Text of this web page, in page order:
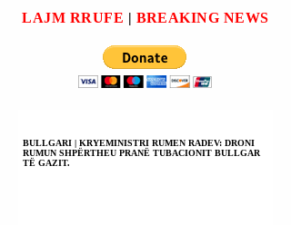
PËR NEGOCIATAT
ME SHBA-ës DHE
RUSINË.
LAJM RRUFE | BREAKING NEWS
BULLGARI | KRYEMINISTRI RUMEN RADEV: DRONI
RUMUN SHPËRTHEU PRANË TUBACIONIT BULLGAR
TË GAZIT.